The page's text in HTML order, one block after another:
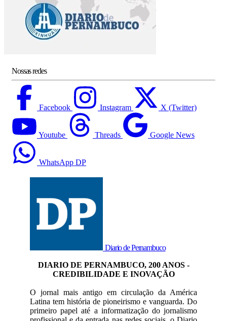
Nossas redes
Facebook Instagram X (Twitter)
Youtube Threads Google News
WhatsApp DP
Diario de Pernambuco
DIARIO DE PERNAMBUCO, 200 ANOS -
CREDIBILIDADE E INOVAÇÃO
O jornal mais antigo em circulação da América
Latina tem história de pioneirismo e vanguarda. Do
primeiro papel até a informatização do jornalismo